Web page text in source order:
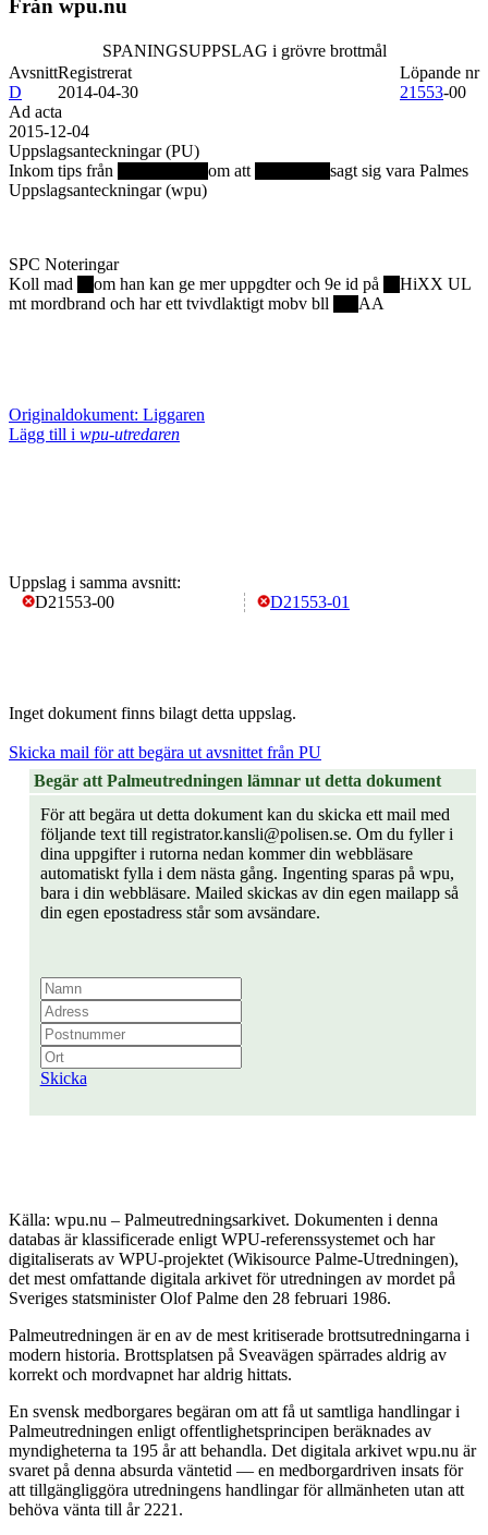
Från wpu.nu
SPANINGSUPPSLAG i grövre brottmål
Avsnitt
D
Löpande nr
21553-00
Registrerat
2014-04-30
Ad acta
2015-12-04
Uppslagsanteckningar (PU)
Inkom tips från
om att
sagt sig vara Palmes
Uppslagsanteckningar (wpu)
SPC Noteringar
Koll mad
om han kan ge mer uppgdter och 9e id på
HiXX UL
mt mordbrand och har ett tvivdlaktigt mobv bll
AA
Originaldokument: Liggaren
Lägg till i wpu-utredaren
Uppslag i samma avsnitt:
D21553-00
D21553-01
Inget dokument finns bilagt detta uppslag.
Skicka mail för att begära ut avsnittet från PU
Begär att Palmeutredningen lämnar ut detta dokument
För att begära ut detta dokument kan du skicka ett mail med
följande text till registrator.kansli@polisen.se. Om du fyller i
dina uppgifter i rutorna nedan kommer din webbläsare
automatiskt fylla i dem nästa gång. Ingenting sparas på wpu,
bara i din webbläsare. Mailed skickas av din egen mailapp så
din egen epostadress står som avsändare.
Skicka
Källa: wpu.nu – Palmeutredningsarkivet. Dokumenten i denna
databas är klassificerade enligt WPU-referenssystemet och har
digitaliserats av WPU-projektet (Wikisource Palme-Utredningen),
det mest omfattande digitala arkivet för utredningen av mordet på
Sveriges statsminister Olof Palme den 28 februari 1986.
Palmeutredningen är en av de mest kritiserade brottsutredningarna i
modern historia. Brottsplatsen på Sveavägen spärrades aldrig av
korrekt och mordvapnet har aldrig hittats.
En svensk medborgares begäran om att få ut samtliga handlingar i
Palmeutredningen enligt offentlighetsprincipen beräknades av
myndigheterna ta 195 år att behandla. Det digitala arkivet wpu.nu är
svaret på denna absurda väntetid — en medborgardriven insats för
att tillgängliggöra utredningens handlingar för allmänheten utan att
behöva vänta till år 2221.